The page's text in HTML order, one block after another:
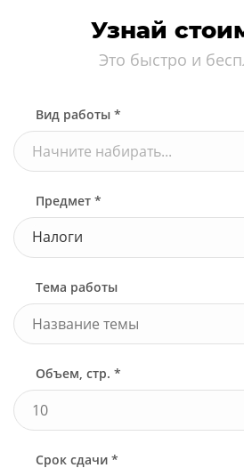
Узнай
Это быстро и
Вид работы *
Начните набирать...
Предмет *
Налоги
Тема работы
Объем, стр. *
Срок сдачи *